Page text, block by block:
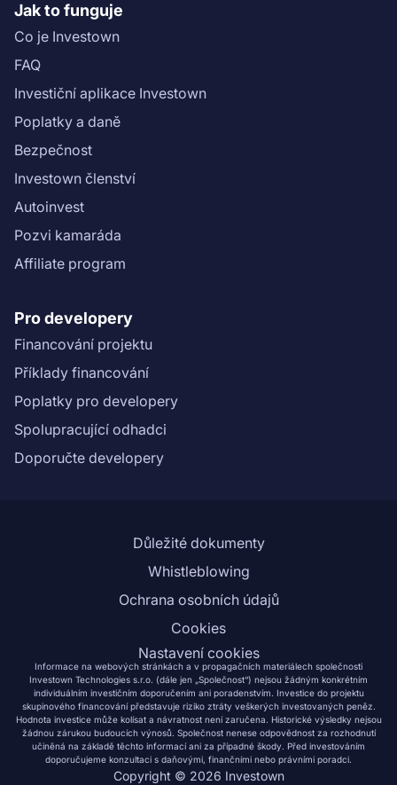
Jak to funguje
Co je Investown
FAQ
Investiční aplikace Investown
Poplatky a daně
Bezpečnost
Investown členství
Autoinvest
Pozvi kamaráda
Affiliate program
Pro developery
Financování projektu
Příklady financování
Poplatky pro developery
Spolupracující odhadci
Doporučte developery
Důležité dokumenty
Whistleblowing
Ochrana osobních údajů
Cookies
Nastavení cookies
Informace na webových stránkách a v propagačních materiálech společnosti
Investown Technologies s.r.o. (dále jen „Společnost“) nejsou žádným konkrétním
individuálním investičním doporučením ani poradenstvím. Investice do projektu
skupinového financování představuje riziko ztráty veškerých investovaných peněz.
Hodnota investice může kolísat a návratnost není zaručena. Historické výsledky nejsou
žádnou zárukou budoucích výnosů. Společnost nenese odpovědnost za rozhodnutí
učiněná na základě těchto informací ani za případné škody. Před investováním
doporučujeme konzultaci s daňovými, finančními nebo právními poradci.
Copyright © 2026 Investown